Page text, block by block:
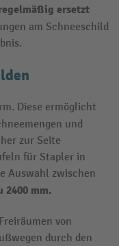
ersetzt
am Schneeschild
Diese ermöglicht
und
zur Seite
für Stapler in
Auswahl zwischen
2400 mm.
von
durch den